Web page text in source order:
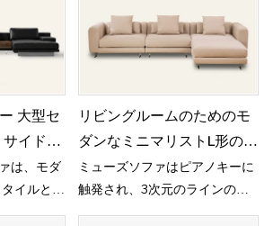
大型セ
イドテ
は、モダ
イルと圧
生活にリ
リビングルームのためのモ
ダンなミニマリストl形のセ
クショナルコーナーソファ
ミューズソファはピアノキーに
触発され、3次元のラインの美
学で快適なメロディーを作曲し